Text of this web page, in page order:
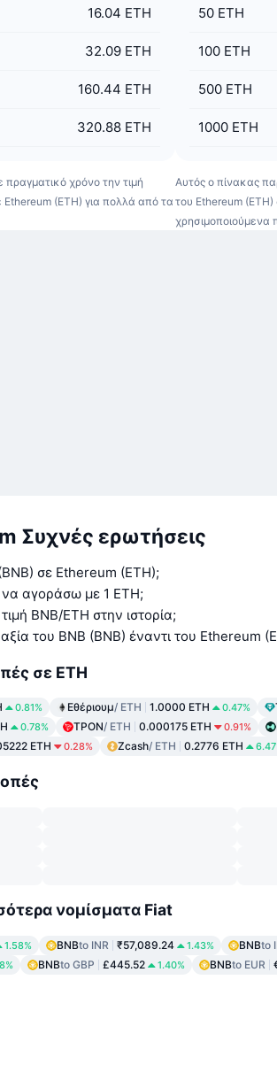
16.04 ETH
32.09 ETH
160.44 ETH
320.88 ETH
χρόνο την τιμή
(ETH) για πολλά από τα
50 ETH
100 ETH
500 ETH
1000 ETH
Αυτός ο πίνακας
του Ethereum
χρησιμοποιούμενα
Συχνές ερωτήσεις
σε Ethereum (ETH);
αγοράσω με 1 ETH;
BNB/ETH στην ιστορία;
του BNB (BNB) έναντι του Ethereum
σε ETH
0.81% Εθέριουμ/ ETH 1.0000 ETH 0.47%
0.78% ΤΡΟΝ/ ETH 0.000175 ETH 0.91%
ETH 0.28% Zcash/ ETH 0.2776 ETH
νομίσματα Fiat
1.58% BNBto INR ₹57,089.24 1.43% BNBto
BNBto GBP £445.52 1.40% BNBto EUR